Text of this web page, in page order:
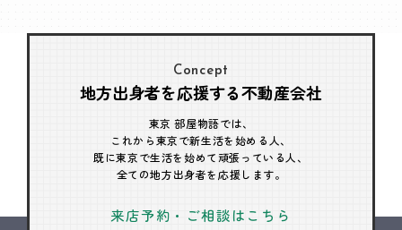
Concept
地方出身者を応援する不動産会社
東京 部屋物語では、
これから東京で新生活を始める人、
既に東京で生活を始めて頑張っている人、
全ての地方出身者を応援します。
来店予約・ご相談はこちら